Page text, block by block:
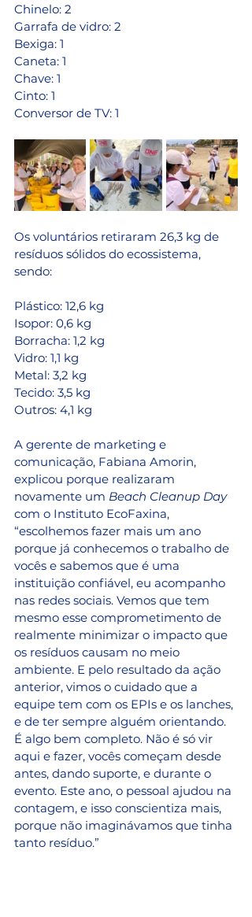
Chinelo: 2
Garrafa de vidro: 2
Bexiga: 1
Caneta: 1
Chave: 1
Cinto: 1
Conversor de TV: 1
Os voluntários retiraram 26,3 kg de
resíduos sólidos do ecossistema,
sendo:
Plástico: 12,6 kg
Isopor: 0,6 kg
Borracha: 1,2 kg
Vidro: 1,1 kg
Metal: 3,2 kg
Tecido: 3,5 kg
Outros: 4,1 kg
A gerente de marketing e
comunicação, Fabiana Amorin,
explicou porque realizaram
novamente um Beach Cleanup Day
com o Instituto EcoFaxina,
“escolhemos fazer mais um ano
porque já conhecemos o trabalho de
vocês e sabemos que é uma
instituição confiável, eu acompanho
nas redes sociais. Vemos que tem
mesmo esse comprometimento de
realmente minimizar o impacto que
os resíduos causam no meio
ambiente. E pelo resultado da ação
anterior, vimos o cuidado que a
equipe tem com os EPIs e os lanches,
e de ter sempre alguém orientando.
É algo bem completo. Não é só vir
aqui e fazer, vocês começam desde
antes, dando suporte, e durante o
evento. Este ano, o pessoal ajudou na
contagem, e isso conscientiza mais,
porque não imaginávamos que tinha
tanto resíduo.”